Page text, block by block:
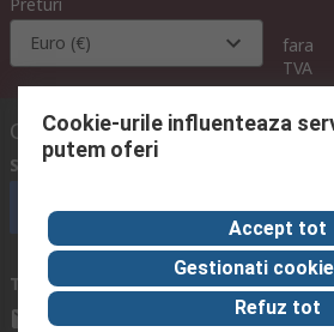
Euro (€)
fara
TVA
Contacteaza-ne
Suna
Suna echipa de
Trimite mesaj raspundem solicitarii in
compec@compec.ro
Cookie-urile influenteaza
putem oferi
Accept tot
Gestionati
Refuz tot